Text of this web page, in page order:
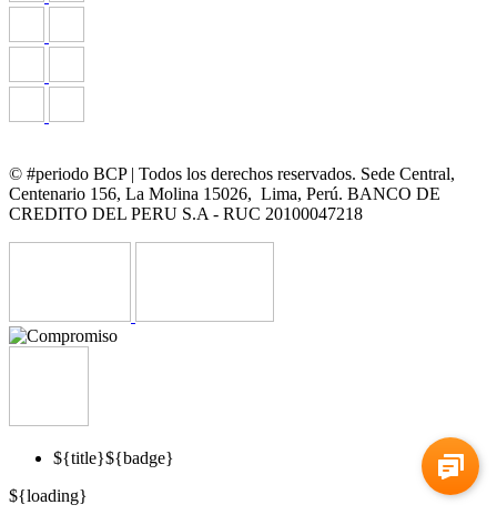
© #periodo BCP | Todos los derechos reservados. Sede Central,
Centenario 156, La Molina 15026, Lima, Perú. BANCO DE
CREDITO DEL PERU S.A - RUC 20100047218
${title}${badge}
${loading}